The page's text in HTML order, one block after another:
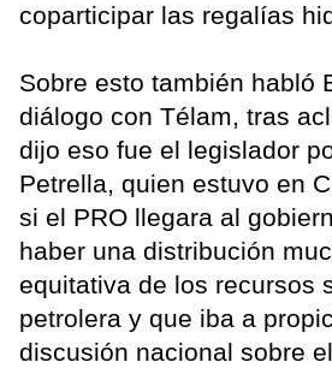
coparticipar las regalías
Sobre esto también habló
diálogo con Télam, tras
dijo eso fue el legislador
Petrella, quien estuvo en
si el PRO llegara al
haber una distribución
equitativa de los recursos
petrolera y que iba a
discusión nacional sobre